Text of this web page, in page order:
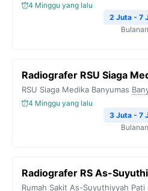
4 Minggu yang lalu
2 Juta - 7
Bulanan
Radiografer RSU Siaga
RSU Siaga Medika Banyumas
4 Minggu yang lalu
3 Juta - 7
Bulanan
Radiografer RS As-
Rumah Sakit As-Suyuthiyyah Pati